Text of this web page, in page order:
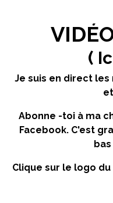
(
Je suis en direct les
Abonne -toi à ma
Facebook. C'est
Clique sur le logo